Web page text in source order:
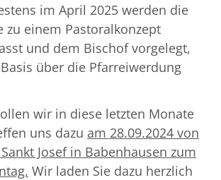
im April 2025 werden die
zu einem Pastoralkonzept
und dem Bischof vorgelegt,
über die Pfarreiwerdung
wir in diese letzten Monate
uns dazu am 28.09.2024 von
Josef in Babenhausen zum
Wir laden Sie dazu herzlich